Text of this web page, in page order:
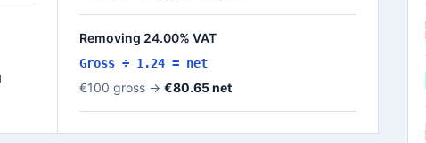
Removing 24.00% VAT
Gross ÷ 1.24 = net
€100 gross → €80.65 net